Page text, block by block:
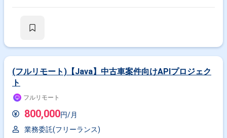
(フルリモート)【Java】中古車案件向けAPIプロジェク
ト
フルリモート
800,000円/月
業務委託(フリーランス)